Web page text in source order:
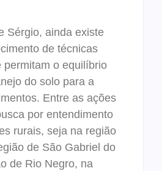
Sérgio, ainda existe
de técnicas
permitam o equilíbrio
do solo para a
Entre as ações
por entendimento
rurais, seja na região
de São Gabriel do
de Rio Negro, na